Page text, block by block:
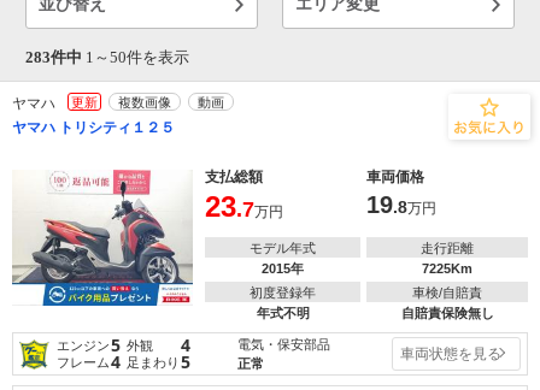
並び替え エリア変更
283件中 1～ 50件を表示
ヤマハ 更新 複数画像 動画
ヤマハ トリシティ１２５
支払総額 車両価格
23.7万円 19.8万円
モデル年式
2015年
走行距離
7225Km
初度登録年
年式不明
車検/自賠責
自賠責保険無し
エンジン5 外観 4
フレーム4 足まわり 5
電気・保安部品
正常
車両状態を見る